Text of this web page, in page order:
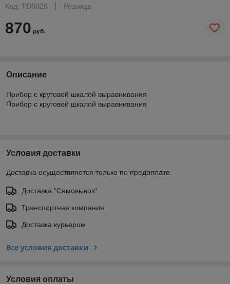
Код: TD5026
Розница
870 руб.
Описание
Прибор с круговой шкалой выравнивания
Прибор с круговой шкалой выравнивания
Условия доставки
Доставка осуществляется только по предоплате.
Доставка "Самовывоз"
Транспортная компания
Доставка курьером
Все условия доставки
Условия оплаты